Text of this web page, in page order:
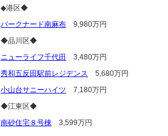
◆港区◆
パークナード南麻布 9,980万円
◆品川区◆
ニューライフ千代田
3,480万円
秀和五反田駅前レジデンス 5,680万円
小山台サニーハイツ 7,180万円
◆江東区◆
南砂住宅８号棟 3,599万円